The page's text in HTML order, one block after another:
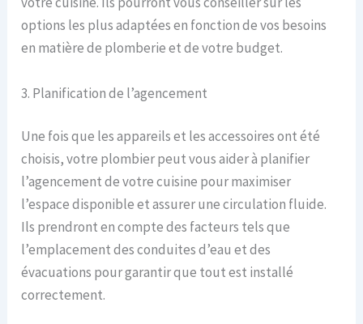
options les plus adaptées en fonction de vos besoins
en matière de plomberie et de votre budget.
3. Planification de l’agencement
Une fois que les appareils et les accessoires ont été
choisis, votre plombier peut vous aider à planifier
l’agencement de votre cuisine pour maximiser
l’espace disponible et assurer une circulation fluide.
Ils prendront en compte des facteurs tels que
l’emplacement des conduites d’eau et des
évacuations pour garantir que tout est installé
correctement.